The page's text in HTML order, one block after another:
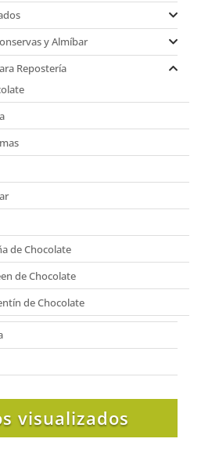
y Almíbar
Repostería
de Chocolate
de Chocolate
de Chocolate
visualizados